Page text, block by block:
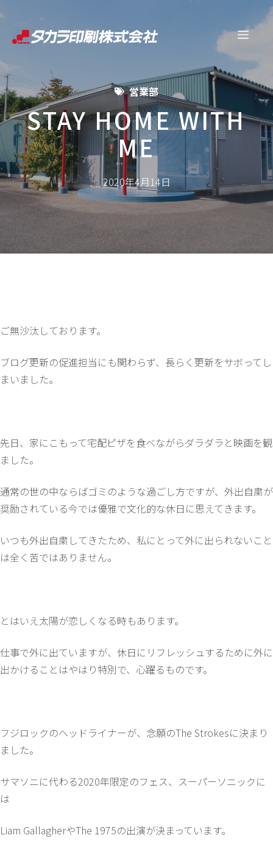
ン
ツ
へ
ス
キ
ッ
プ
メ
ニ
ュ
営業部
STAY HOME WITH
ME
2020年4月14日
ご無沙汰しております。
ブログ更新の促進担当にも関わらず、長らく更新をサボってし
まいました。
先日、家にこもって宅配ピザを食べながらダラダラと映画を観
ました。
通常の世の中ならばゴミのような過ごし方ですが、外出自粛が
奨励されている今では優雅で文化的な休日に思えてきます。
いつも外出自粛してきたため、私にとって外に出られないこと
は全く苦ではありません。
とはいえ太陽が恋しくなる時もあります。
仕事で外に出ていますが、休日にリフレッシュするために外に
出かけることはやはり特別で、心躍るものです。
フジロックのヘッドライナーが、念願のThe Strokesに決まり
ました。
サマソニに代わる2020年限定のフェス、スーパーソニックに
は
Liam GallagherやThe 1975の出演が決まっています。